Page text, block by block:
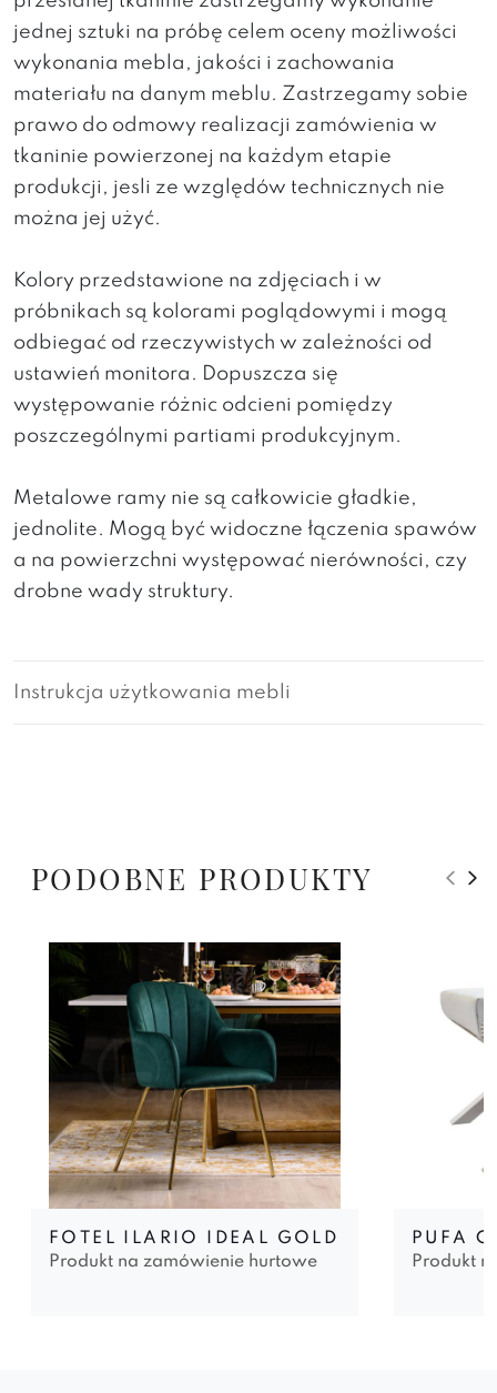
jednej sztuki na próbę celem oceny możliwości
wykonania mebla, jakości i zachowania
materiału na danym meblu. Zastrzegamy sobie
prawo do odmowy realizacji zamówienia w
tkaninie powierzonej na każdym etapie
produkcji, jesli ze względów technicznych nie
można jej użyć.
Kolory przedstawione na zdjęciach i w
próbnikach są kolorami poglądowymi i mogą
odbiegać od rzeczywistych w zależności od
ustawień monitora. Dopuszcza się
występowanie różnic odcieni pomiędzy
poszczególnymi partiami produkcyjnym.
Metalowe ramy nie są całkowicie gładkie,
jednolite. Mogą być widoczne łączenia spawów
a na powierzchni występować nierówności, czy
drobne wady struktury.
Instrukcja użytkowania mebli
PODOBNE PRODUKTY
FOTEL ILARIO IDEAL GOLD
Produkt na zamówienie hurtowe
PUFA
Produkt